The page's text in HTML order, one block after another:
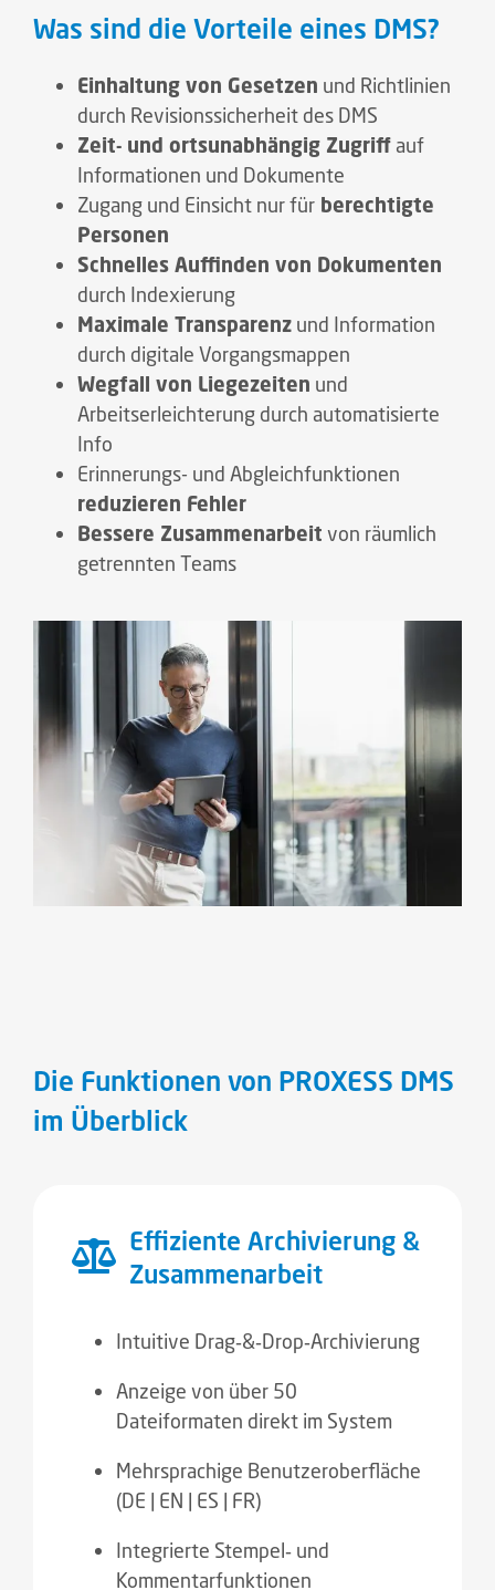
Was sind die Vorteile eines DMS?
Einhaltung von Gesetzen und Richtlinien
durch Revisionssicherheit des DMS
Zeit- und ortsunabhängig Zugriff auf
Informationen und Dokumente
Zugang und Einsicht nur für berechtigte
Personen
Schnelles Auffinden von Dokumenten
durch Indexierung
Maximale Transparenz und Information
durch digitale Vorgangsmappen
Wegfall von Liegezeiten und
Arbeitserleichterung durch automatisierte
Info
Erinnerungs- und Abgleichfunktionen
reduzieren Fehler
Bessere Zusammenarbeit von räumlich
getrennten Teams
Die Funktionen von PROXESS DMS
im Überblick
Effiziente Archivierung &
Zusammenarbeit
Intuitive Drag‑&‑Drop‑Archivierung
Anzeige von über 50
Dateiformaten direkt im System
Mehrsprachige Benutzeroberfläche
(DE | EN | ES | FR)
Integrierte Stempel‑ und
Kommentarfunktionen